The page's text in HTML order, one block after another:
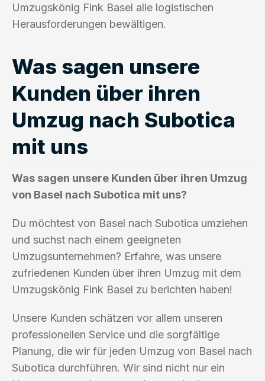
Umzugskönig Fink Basel alle logistischen
Herausforderungen bewältigen.
Was sagen unsere
Kunden über ihren
Umzug nach Subotica
mit uns
Was sagen unsere Kunden über ihren Umzug
von Basel nach Subotica mit uns?
Du möchtest von Basel nach Subotica umziehen
und suchst nach einem geeigneten
Umzugsunternehmen? Erfahre, was unsere
zufriedenen Kunden über ihren Umzug mit dem
Umzugskönig Fink Basel zu berichten haben!
Unsere Kunden schätzen vor allem unseren
professionellen Service und die sorgfältige
Planung, die wir für jeden Umzug von Basel nach
Subotica durchführen. Wir sind nicht nur ein